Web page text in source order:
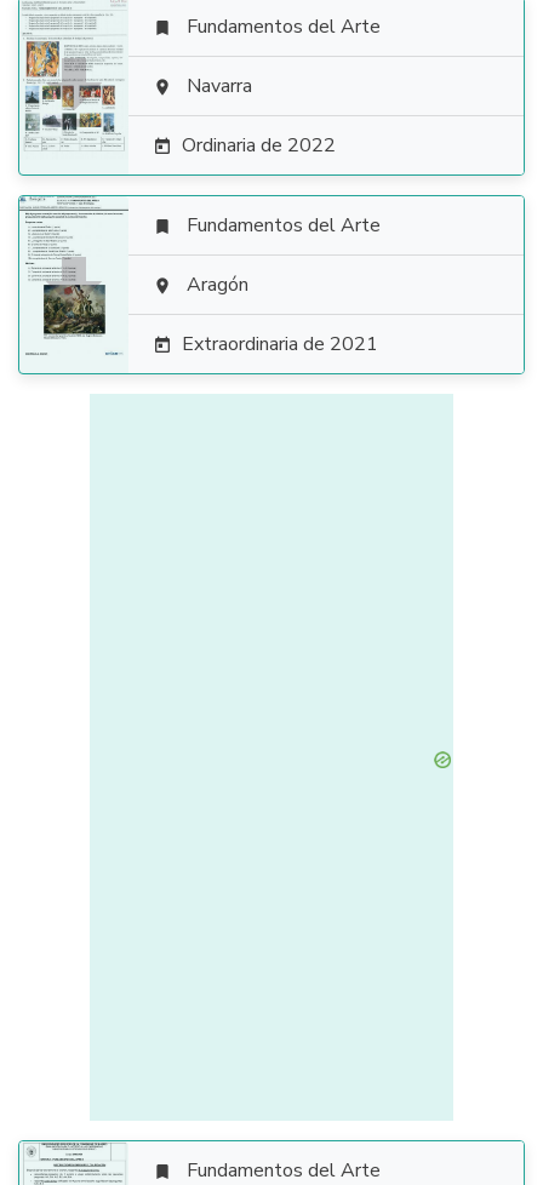

 Fundamentos del Arte
 Navarra
 Ordinaria de 2022

 Fundamentos del Arte
 Aragón
 Extraordinaria de 2021
 Fundamentos del Arte